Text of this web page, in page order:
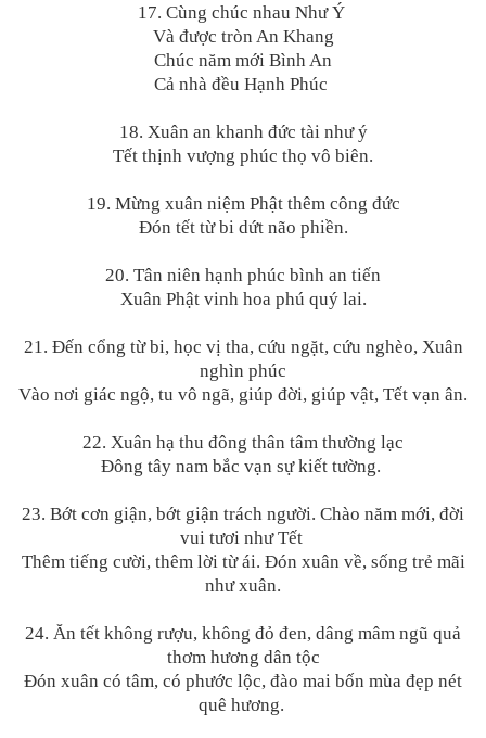
17. Cùng chúc nhau Như Ý
Và được tròn An Khang
Chúc năm mới Bình An
Cả nhà đều Hạnh Phúc
18. Xuân an khanh đức tài như ý
Tết thịnh vượng phúc thọ vô biên.
19. Mừng xuân niệm Phật thêm công đức
Đón tết từ bi dứt não phiền.
20. Tân niên hạnh phúc bình an tiến
Xuân Phật vinh hoa phú quý lai.
21. Đến cổng từ bi, học vị tha, cứu ngặt, cứu nghèo, Xuân
nghìn phúc
Vào nơi giác ngộ, tu vô ngã, giúp đời, giúp vật, Tết vạn ân.
22. Xuân hạ thu đông thân tâm thường lạc
Đông tây nam bắc vạn sự kiết tường.
23. Bớt cơn giận, bớt giận trách người. Chào năm mới, đời
vui tươi như Tết
Thêm tiếng cười, thêm lời từ ái. Đón xuân về, sống trẻ mãi
như xuân.
24. Ăn tết không rượu, không đỏ đen, dâng mâm ngũ quả
thơm hương dân tộc
Đón xuân có tâm, có phước lộc, đào mai bốn mùa đẹp nét
quê hương.